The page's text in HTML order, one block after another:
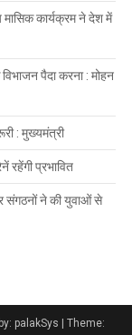
मासिक कार्यक्रम ने देश में
पैदा करना : मोहन
: मुख्यमंत्री
रहेंगी प्रभावित
संगठनों ने की युवाओं से
palakSys Theme: